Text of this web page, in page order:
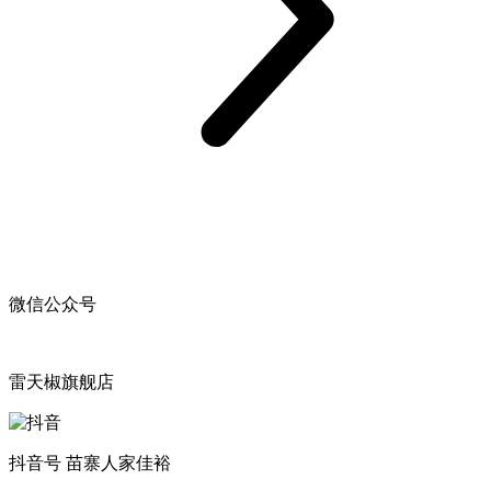
微信公众号
雷天椒旗舰店
抖音号 苗寨人家佳裕